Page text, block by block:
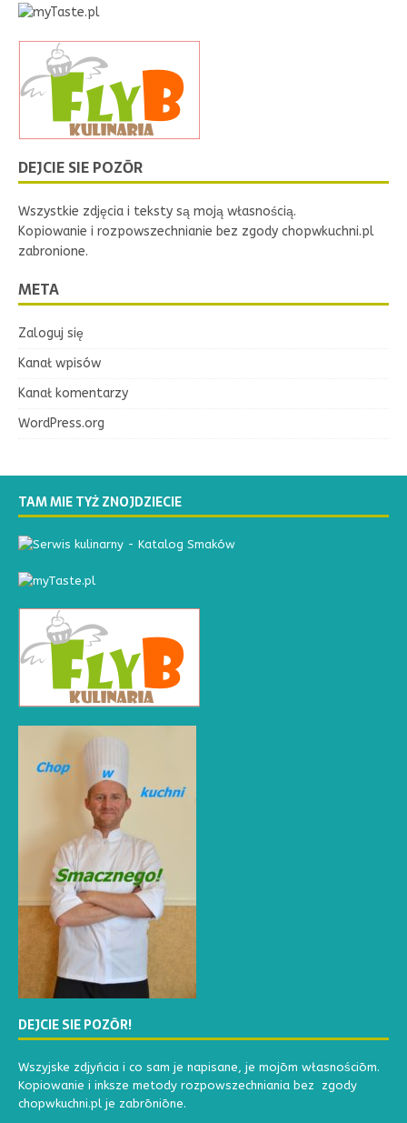
DEJCIE SIE POZŌR
Wszystkie zdjęcia i teksty są moją własnością.
Kopiowanie i rozpowszechnianie bez zgody chopwkuchni.pl
zabronione.
META
Zaloguj się
Kanał wpisów
Kanał komentarzy
WordPress.org
TAM MIE TYŻ ZNOJDZIECIE
DEJCIE SIE POZŌR!
Wszyjske zdjyńcia i co sam je napisane, je mojōm własnościōm.
Kopiowanie i inksze metody rozpowszechniania bez zgody
chopwkuchni.pl je zabrōniōne.